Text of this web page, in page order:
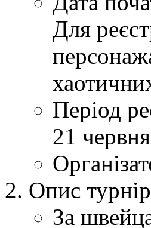
Для
Період
21
Опис
За